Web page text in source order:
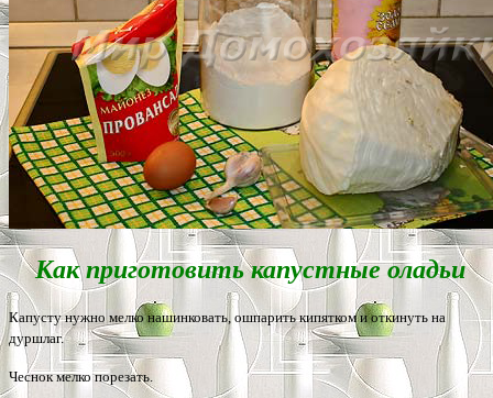
Как приготовить капустные оладьи
Капусту нужно мелко нашинковать, ошпарить кипятком и откинуть на
дуршлаг.
Чеснок мелко порезать.